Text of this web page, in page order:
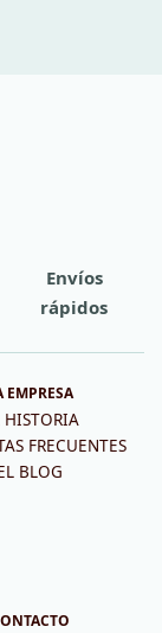
Envíos
rápidos
EMPRESA
HISTORIA
FRECUENTES
BLOG